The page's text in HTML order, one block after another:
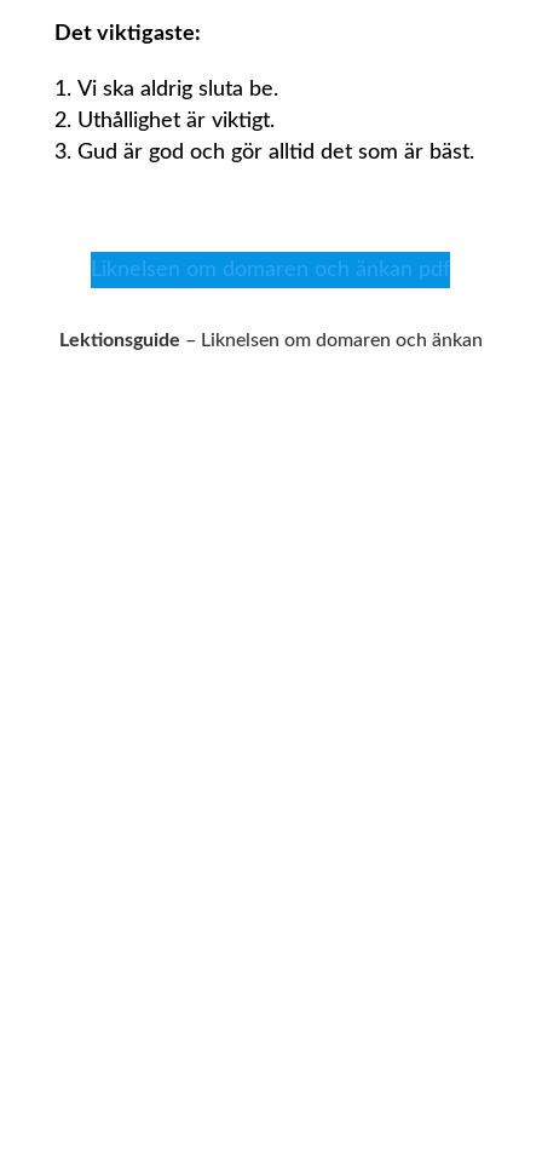
Det viktigaste:
Vi ska aldrig sluta be.
Uthållighet är viktigt.
Gud är god och gör alltid det som är bäst.
Liknelsen om domaren och änkan pdf
Lektionsguide – Liknelsen om domaren och änkan